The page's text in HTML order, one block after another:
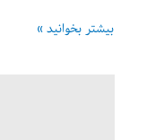
عدم
بیشتر بخوانید »